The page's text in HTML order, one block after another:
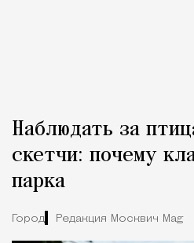
Наблюдать за
скетчи: почему
парка
Город Редакция Москвич Mag